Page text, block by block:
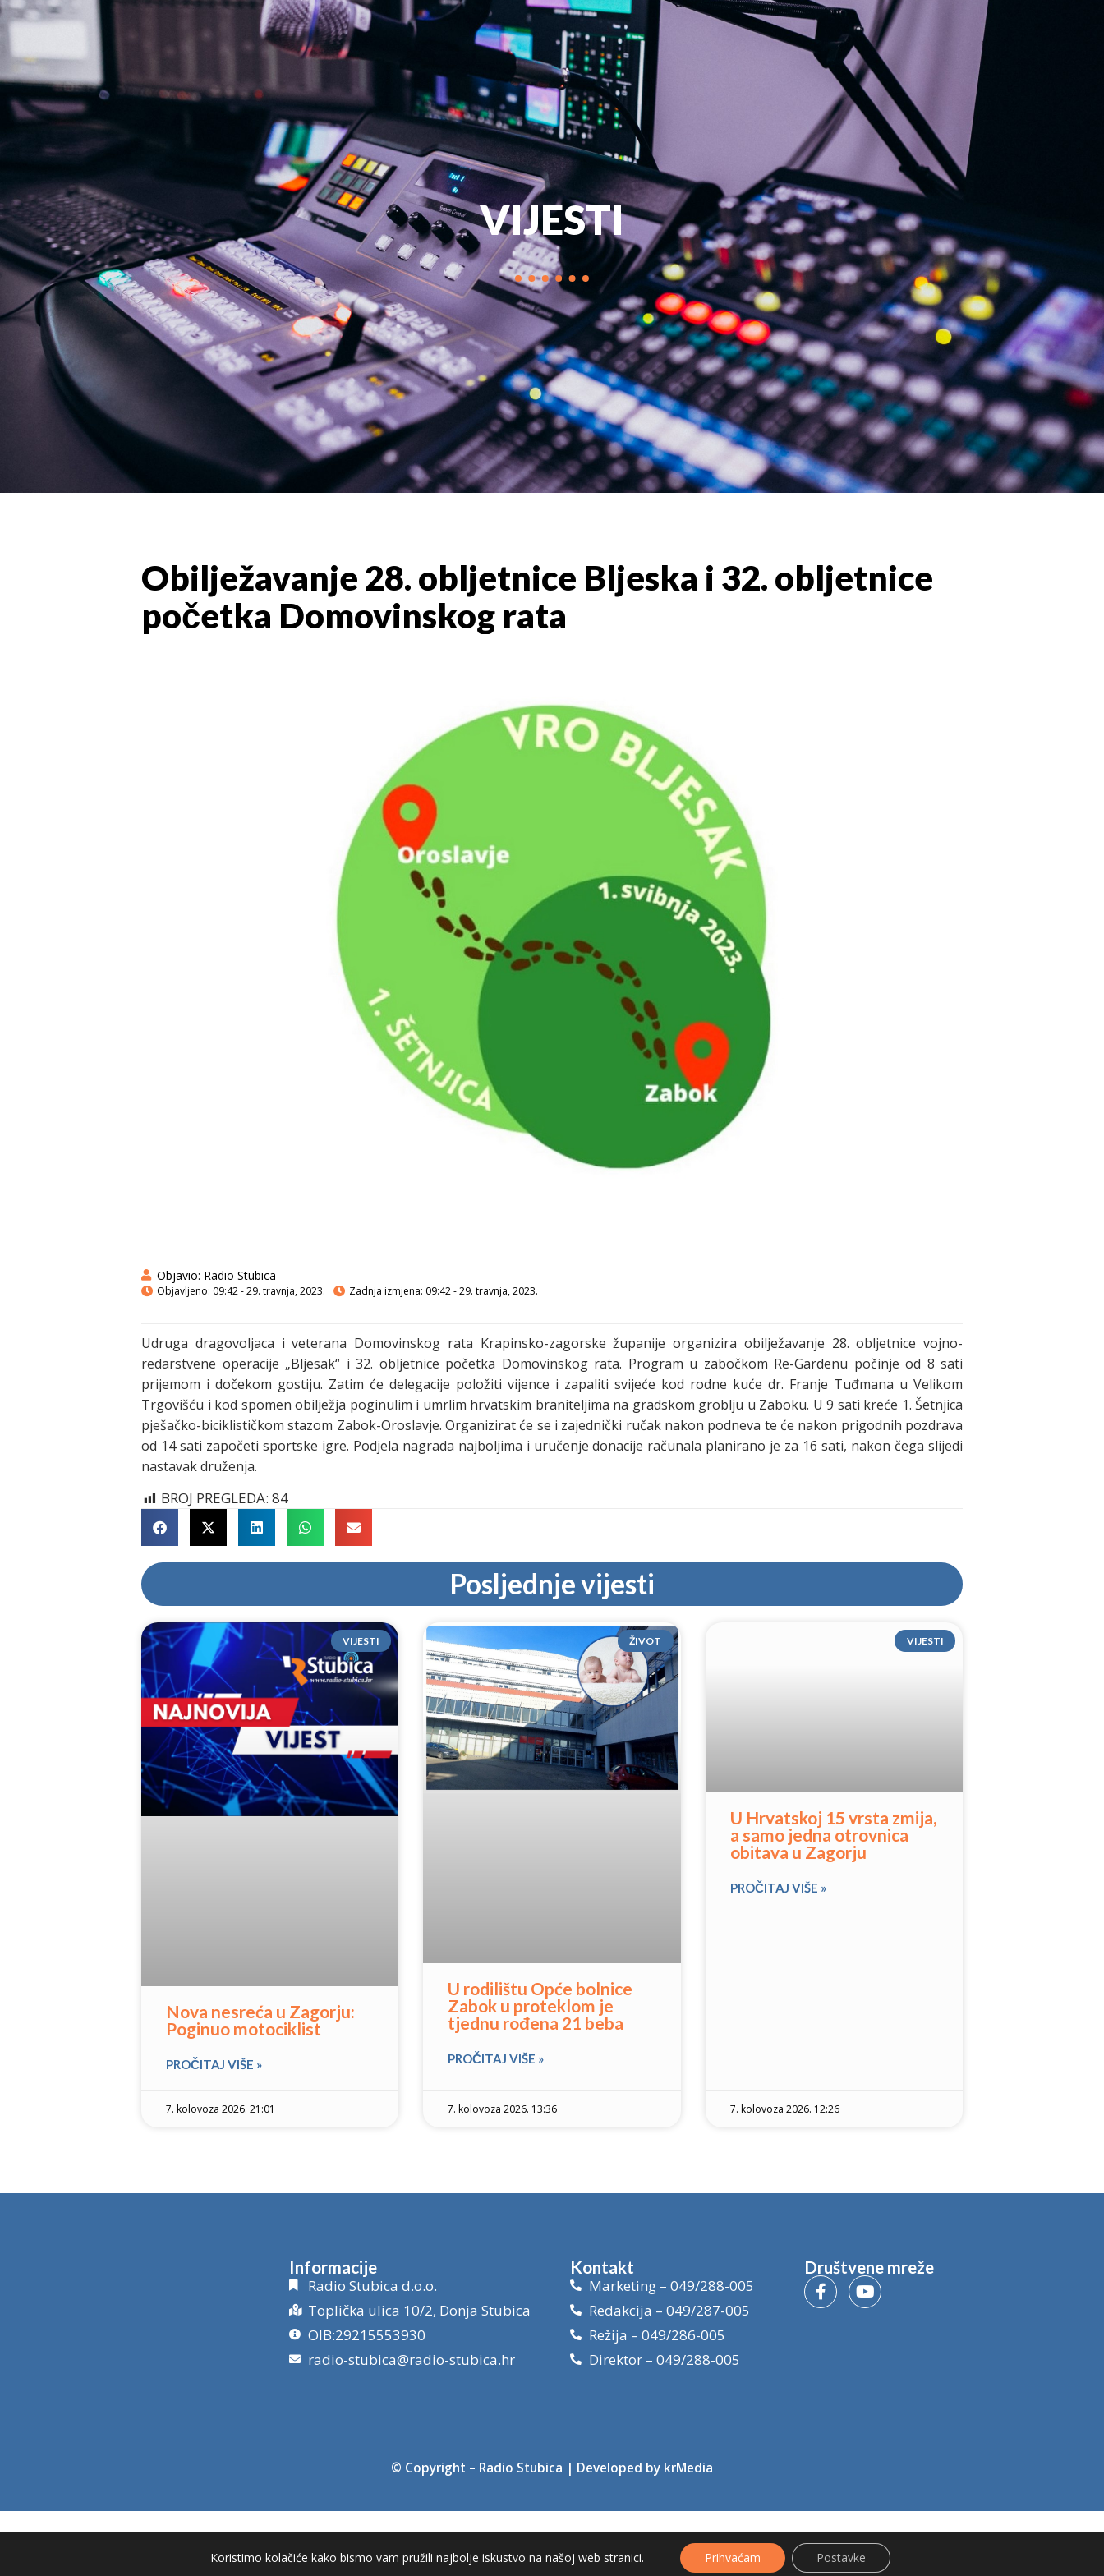
NASLOVNA VIJESTI PROGRAM MARKETING KONTAKT DOKUMENTI
VIJESTI
Obilježavanje 28. obljetnice Bljeska i 32. obljetnice
početka Domovinskog rata
Objavio: Radio Stubica
Objavljeno: 09:42 - 29. travnja, 2023. Zadnja izmjena: 09:42 - 29. travnja, 2023.
Udruga dragovoljaca i veterana Domovinskog rata Krapinsko-zagorske županije organizira obilježavanje 28. obljetnice vojno-
redarstvene operacije „Bljesak“ i 32. obljetnice početka Domovinskog rata. Program u zabočkom Re-Gardenu počinje od 8 sati
prijemom i dočekom gostiju. Zatim će delegacije položiti vijence i zapaliti svijeće kod rodne kuće dr. Franje Tuđmana u Velikom
Trgovišću i kod spomen obilježja poginulim i umrlim hrvatskim braniteljima na gradskom groblju u Zaboku. U 9 sati kreće 1. Šetnjica
pješačko-biciklističkom stazom Zabok-Oroslavje. Organizirat će se i zajednički ručak nakon podneva te će nakon prigodnih pozdrava
od 14 sati započeti sportske igre. Podjela nagrada najboljima i uručenje donacije računala planirano je za 16 sati, nakon čega slijedi
nastavak druženja.
BROJ PREGLEDA: 84
Posljednje vijesti
VIJESTI
Nova nesreća u Zagorju:
Poginuo motociklist
PROČITAJ VIŠE »
7. kolovoza 2026. 21:01
ŽIVOT
U rodilištu Opće bolnice
Zabok u proteklom je
tjednu rođena 21 beba
PROČITAJ VIŠE »
7. kolovoza 2026. 13:36
VIJESTI
U Hrvatskoj 15 vrsta zmija,
a samo jedna otrovnica
obitava u Zagorju
PROČITAJ VIŠE »
7. kolovoza 2026. 12:26
Informacije
Radio Stubica d.o.o.
Toplička ulica 10/2, Donja Stubica
OIB:29215553930
radio-stubica@radio-stubica.hr
Kontakt
Marketing – 049/288-005
Redakcija – 049/287-005
Režija – 049/286-005
Direktor – 049/288-005
Društvene mreže
© Copyright – Radio Stubica | Developed by krMedia
Koristimo kolačiće kako bismo vam pružili najbolje iskustvo na našoj web stranici. Prihvaćam Postavke